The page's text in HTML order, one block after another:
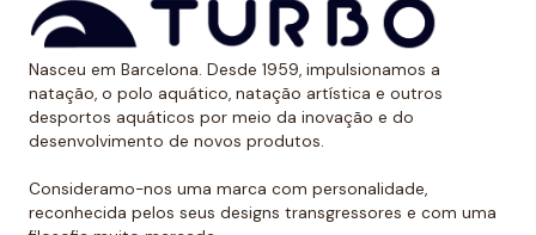
Nasceu em Barcelona. Desde 1959, impulsionamos a
natação, o polo aquático, natação artística e outros
desportos aquáticos por meio da inovação e do
desenvolvimento de novos produtos.
Consideramo-nos uma marca com personalidade,
reconhecida pelos seus designs transgressores e com uma